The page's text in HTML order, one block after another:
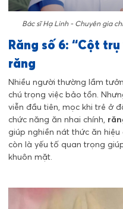
Bác sĩ Hạ Linh - Chuyên gia
Răng số 6: “Cột
răng
Nhiều người thường lầm
chú trọng việc bảo tồn.
viễn đầu tiên, mọc khi trẻ ở
chức năng ăn nhai chính,
giúp nghiền nát thức ăn
còn là yếu tố quan trọng
khuôn mặt.